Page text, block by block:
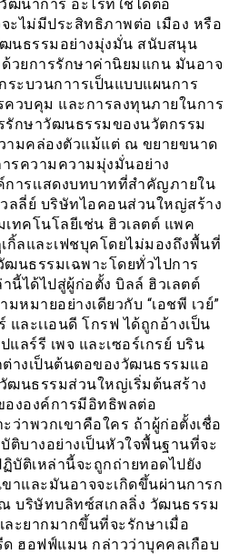
นาการ อะไรทีใช้ได้ต่อ
ะไม่มีประสิทธิภาพต่อ เมือง หรือ
ฒนธรรมอย่างมุ่งมั่น สนับสนุน
ด้วยการรักษาค่านิยมแกน มันอาจ
ระบวนกาารเป็นแบบแผนการ
ควบคุม และการลงทุนภายในการ
กษาวัฒนธรรมของนวัตกรรม
ามคล่องตัวแม้แต่ ณ ขยายขนาด
รความความมุ่งมั่นอย่าง
ารเเสดงบทบาทที่สำคัญภายใน
ลลี่ย์ บริษัทไอคอนส่วนใหญ่สร้าง
ทคโนโลยีเช่น ฮิวเลตต์ แพค
เกิ้ลและเฟชบุคโดยไม่มองถึงพื้นที่
นธรรมเฉพาะโดยทั่วไปการ
นี้ได้ไปสู่ผู้ก่อตั้ง บิลล์ ฮิวเลตต์
หมายอย่างเดียวกับ “เอชพี เวย์”
ละเเอนดี โกรฟ ได้ถูกอ้างเป็น
แลร์รี เพจ และเซอร์เกรย์ บริน
ต่างเป็นต้นตอของวัฒนธรรมแอ
ฒนธรรมส่วนใหญ่เริ่มต้นสร้าง
ององค์การมีอิทธิพลต่อ
ว่าพวกเขาคือใคร ถ้าผู้ก่อตั้งเชื่อ
ติบางอย่างเป็นหัวใจพื้นฐานที่จะ
บัติเหล่านี้จะถูกถ่ายทอดไปยัง
าและมันอาจจะเกิดขึ้นผ่านการก
ณ บริษัทบลิทซ์สเกลลิ่ง วัฒนธรรม
ะยากมากขึ้นที่จะรักษาเมื่อ
ด ฮอฟฟ์แมน กล่าวว่าบุคคลเกือบ